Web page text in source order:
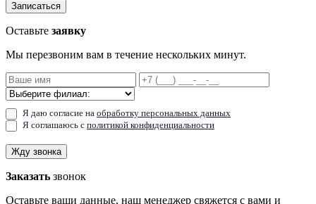
Записаться
Оставьте заявку
Мы перезвоним вам в течение нескольких минут.
Я даю согласие на обработку персональных данных
Я соглашаюсь с политикой конфиденциальности
Жду звонка
Заказать звонок
Оставьте ваши данные, наш менеджер свяжется с вами и